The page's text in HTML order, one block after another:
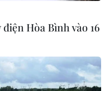
Thông tin và Truyền thông
Hòa Bình vào 16